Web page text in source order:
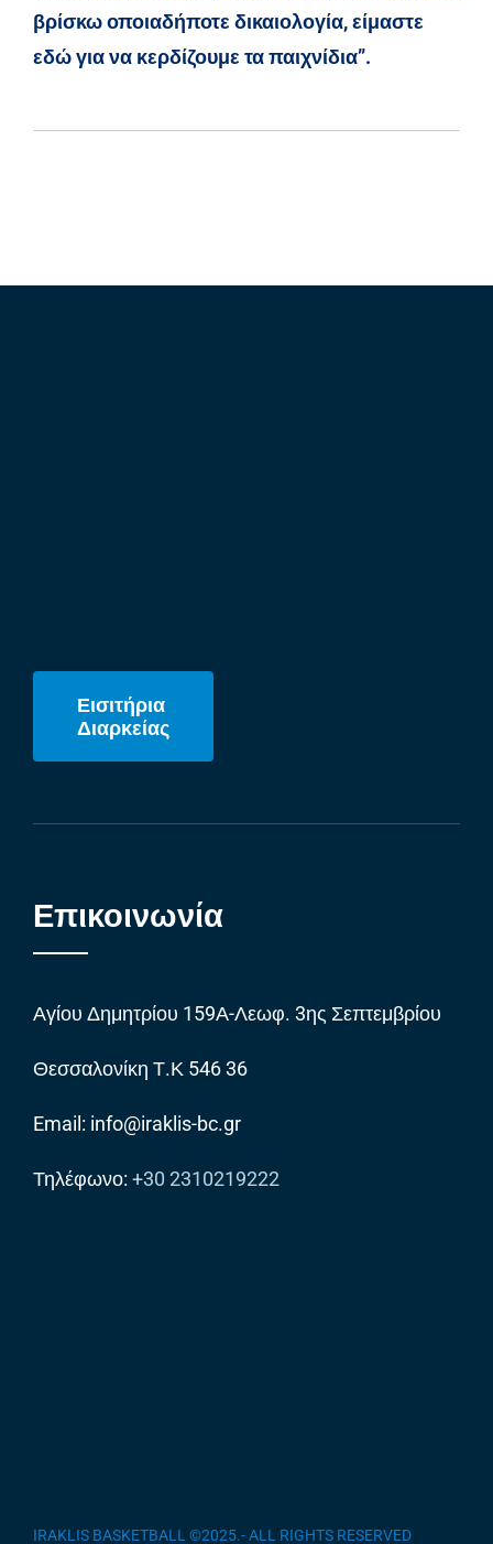
βρίσκω οποιαδήποτε δικαιολογία, είμαστε
εδώ για να κερδίζουμε τα παιχνίδια”.
Εισιτήρια
Διαρκείας
Επικοινωνία
Αγίου Δημητρίου 159Α-Λεωφ. 3ης Σεπτεμβρίου
Θεσσαλονίκη Τ.Κ 546 36
Email: info@iraklis-bc.gr
Τηλέφωνο: +30 2310219222
IRAKLIS BASKETBALL ©2025.- ALL RIGHTS RESERVED